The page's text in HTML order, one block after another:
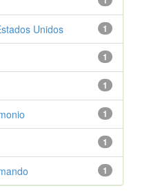
1
Unidos
1
1
1
1
1